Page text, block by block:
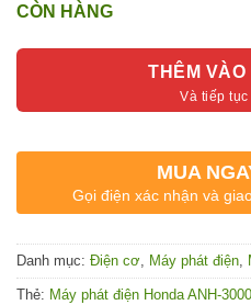
CÒN HÀNG
THÊM VÀO
MUA
Gọi điện xác nhận và
Danh mục: Điện cơ, Máy phát điện,
Thẻ: Máy phát điện Honda ANH-